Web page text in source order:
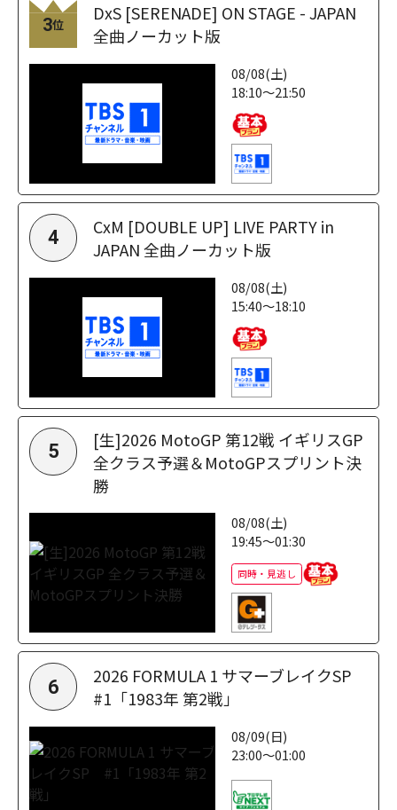
3位
DxS [SERENADE] ON STAGE - JAPAN
全曲ノーカット版
08/08(土)
18:10～21:50
4
CxM [DOUBLE UP] LIVE PARTY in
JAPAN 全曲ノーカット版
08/08(土)
15:40～18:10
5
[生]2026 MotoGP 第12戦 イギリスGP
全クラス予選＆MotoGPスプリント決
勝
08/08(土)
19:45～01:30
同時・見逃し
6
2026 FORMULA 1 サマーブレイクSP
#1「1983年 第2戦」
08/09(日)
23:00～01:00